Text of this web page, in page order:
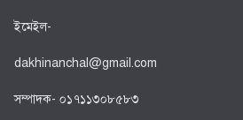
ইমেইল-
dakhinanchal@gmail.com
সম্পাদক- ০১৭১১৩০৮৫৮৩